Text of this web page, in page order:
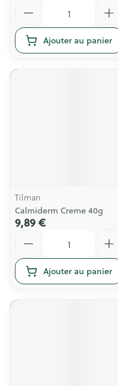
Ajouter au panier
Tilman
Calmiderm Creme 40g
9,89 €
Ajouter au panier